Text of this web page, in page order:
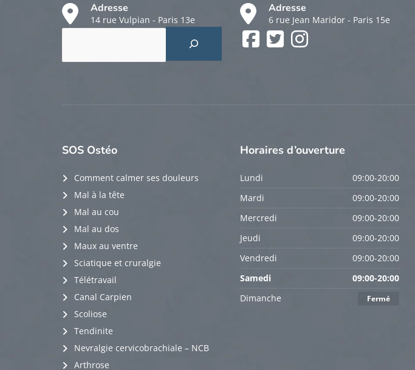
Adresse
14 rue Vulpian - Paris 13e
Adresse
6 rue Jean Maridor - Paris 15e
Facebook
SOS Ostéo
Comment calmer ses douleurs
Mal à la tête
Mal au cou
Mal au dos
Maux au ventre
Sciatique et cruralgie
Télétravail
Canal Carpien
Scoliose
Tendinite
Nevralgie cervicobrachiale – NCB
Arthrose
Horaires d’ouverture
Lundi
09:00-20:00
Mardi
09:00-20:00
Mercredi
09:00-20:00
Jeudi
09:00-20:00
Vendredi
09:00-20:00
Samedi
09:00-20:00
Dimanche
Fermé